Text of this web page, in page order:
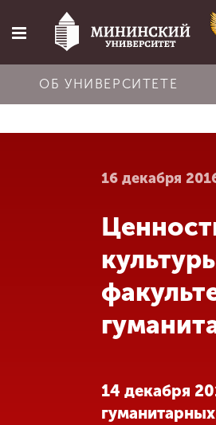
Главная
Об университете
Абитуриенту
Обучение
Международная
деятельность
ОБ УНИВЕРСИТЕТЕ
16 декабря
14 декабря